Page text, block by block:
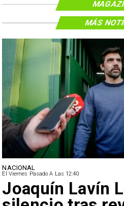
NACIONAL
El Viernes Pasado A Las 12:40
Joaquín Lavín
MÁS